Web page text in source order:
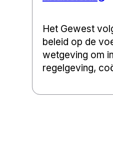
Het Gewest
beleid op de
wetgeving om
regelgeving,